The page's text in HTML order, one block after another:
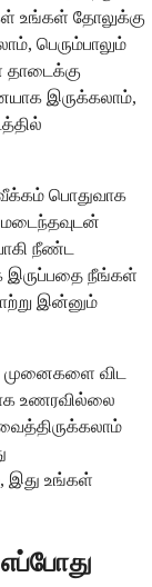
உங்கள் தோலுக்கு
பெரும்பாலும்
தாடைக்கு
இருக்கலாம்,
வீக்கம் பொதுவாக
நீண்ட
இருப்பதை நீங்கள்
இன்னும்
விட
உணரவில்லை
இது உங்கள்